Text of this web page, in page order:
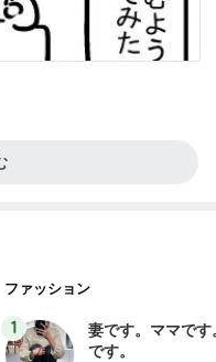
ファッション
1
妻です。ママです
です。